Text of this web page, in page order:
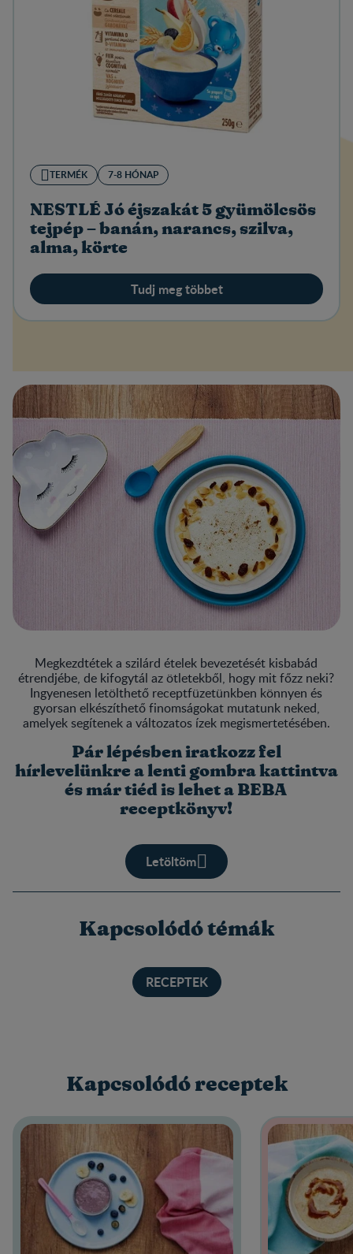
TERMÉK 7-8 HÓNAP
NESTLÉ Jó éjszakát 5 gyümölcsös
tejpép – banán, narancs, szilva,
alma, körte
Tudj meg többet
Megkezdtétek a szilárd ételek bevezetését kisbabád
étrendjébe, de kifogytál az ötletekből, hogy mit főzz neki?
Ingyenesen letölthető receptfüzetünkben könnyen és
gyorsan elkészíthető finomságokat mutatunk neked,
amelyek segítenek a változatos ízek megismertetésében.
Pár lépésben iratkozz fel
hírlevelünkre a lenti gombra kattintva
és már tiéd is lehet a BEBA
receptkönyv!
Letöltöm
Kapcsolódó témák
RECEPTEK
Kapcsolódó receptek